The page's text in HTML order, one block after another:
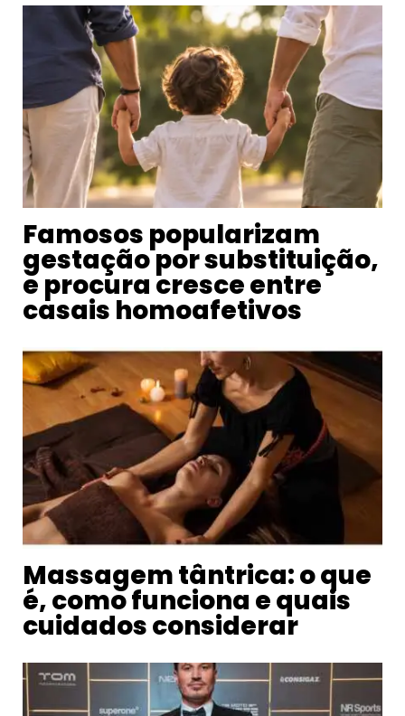
Famosos popularizam
gestação por substituição,
e procura cresce entre
casais homoafetivos
Massagem tântrica: o que
é, como funciona e quais
cuidados considerar